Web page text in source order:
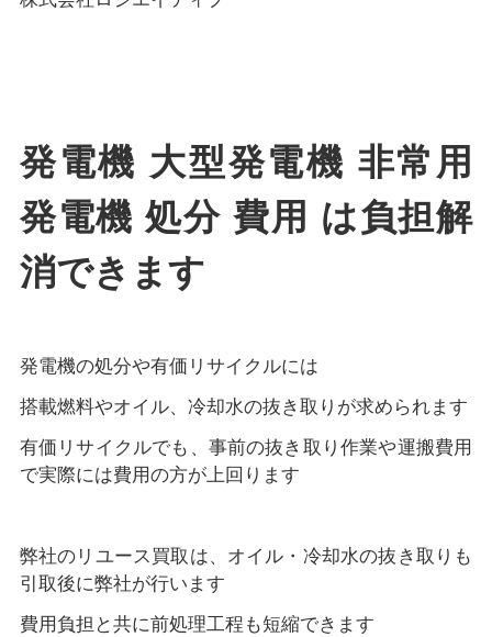
発電機 大型発電機 非常用
発電機 処分 費用 は負担解
消できます
発電機の処分や有価リサイクルには
搭載燃料やオイル、冷却水の抜き取りが求められます
有価リサイクルでも、事前の抜き取り作業や運搬費用
で実際には費用の方が上回ります
弊社のリユース買取は、オイル・冷却水の抜き取りも
引取後に弊社が行います
費用負担と共に前処理工程も短縮できます